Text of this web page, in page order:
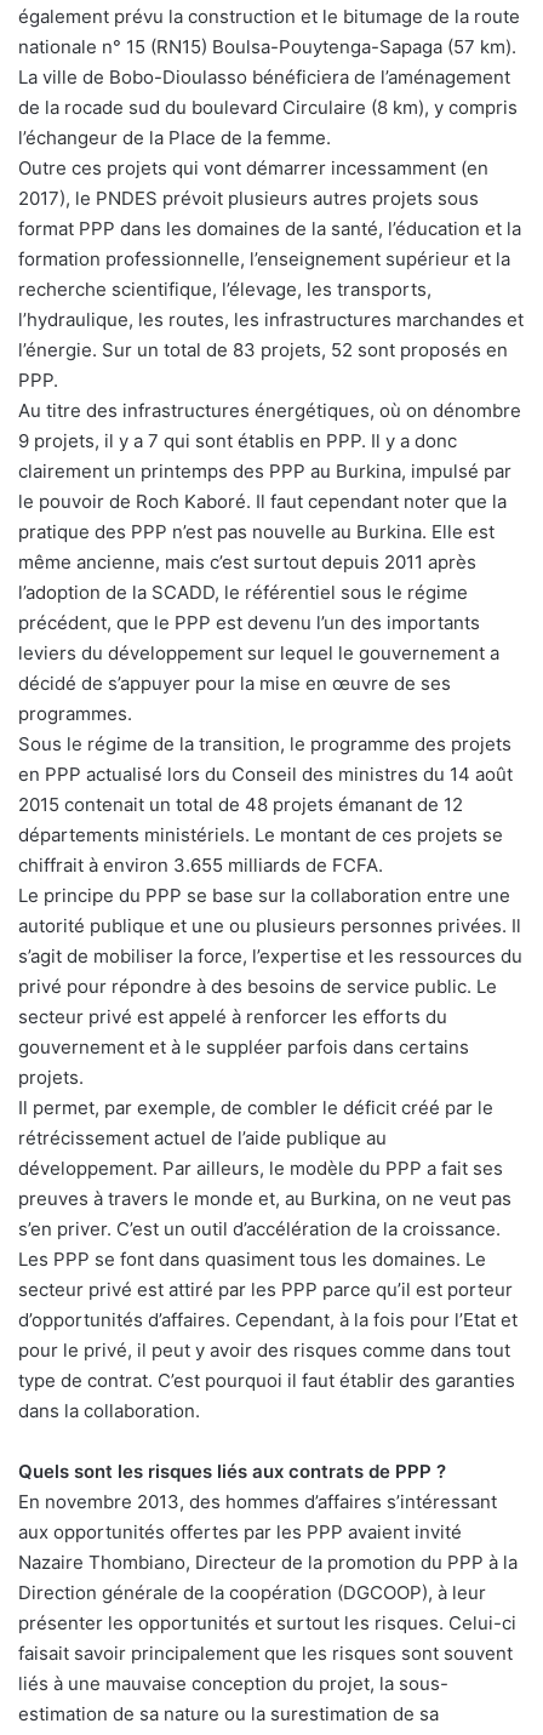
également prévu la construction et le bitumage de la route
nationale n° 15 (RN15) Boulsa-Pouytenga-Sapaga (57 km).
La ville de Bobo-Dioulasso bénéficiera de l’aménagement
de la rocade sud du boulevard Circulaire (8 km), y compris
l’échangeur de la Place de la femme.
Outre ces projets qui vont démarrer incessamment (en
2017), le PNDES prévoit plusieurs autres projets sous
format PPP dans les domaines de la santé, l’éducation et la
formation professionnelle, l’enseignement supérieur et la
recherche scientifique, l’élevage, les transports,
l’hydraulique, les routes, les infrastructures marchandes et
l’énergie. Sur un total de 83 projets, 52 sont proposés en
PPP.
Au titre des infrastructures énergétiques, où on dénombre
9 projets, il y a 7 qui sont établis en PPP. Il y a donc
clairement un printemps des PPP au Burkina, impulsé par
le pouvoir de Roch Kaboré. Il faut cependant noter que la
pratique des PPP n’est pas nouvelle au Burkina. Elle est
même ancienne, mais c’est surtout depuis 2011 après
l’adoption de la SCADD, le référentiel sous le régime
précédent, que le PPP est devenu l’un des importants
leviers du développement sur lequel le gouvernement a
décidé de s’appuyer pour la mise en œuvre de ses
programmes.
Sous le régime de la transition, le programme des projets
en PPP actualisé lors du Conseil des ministres du 14 août
2015 contenait un total de 48 projets émanant de 12
départements ministériels. Le montant de ces projets se
chiffrait à environ 3.655 milliards de FCFA.
Le principe du PPP se base sur la collaboration entre une
autorité publique et une ou plusieurs personnes privées. Il
s’agit de mobiliser la force, l’expertise et les ressources du
privé pour répondre à des besoins de service public. Le
secteur privé est appelé à renforcer les efforts du
gouvernement et à le suppléer parfois dans certains
projets.
Il permet, par exemple, de combler le déficit créé par le
rétrécissement actuel de l’aide publique au
développement. Par ailleurs, le modèle du PPP a fait ses
preuves à travers le monde et, au Burkina, on ne veut pas
s’en priver. C’est un outil d’accélération de la croissance.
Les PPP se font dans quasiment tous les domaines. Le
secteur privé est attiré par les PPP parce qu’il est porteur
d’opportunités d’affaires. Cependant, à la fois pour l’Etat et
pour le privé, il peut y avoir des risques comme dans tout
type de contrat. C’est pourquoi il faut établir des garanties
dans la collaboration.
Quels sont les risques liés aux contrats de PPP ?
En novembre 2013, des hommes d’affaires s’intéressant
aux opportunités offertes par les PPP avaient invité
Nazaire Thombiano, Directeur de la promotion du PPP à la
Direction générale de la coopération (DGCOOP), à leur
présenter les opportunités et surtout les risques. Celui-ci
faisait savoir principalement que les risques sont souvent
liés à une mauvaise conception du projet, la sous-
estimation de sa nature ou la surestimation de sa